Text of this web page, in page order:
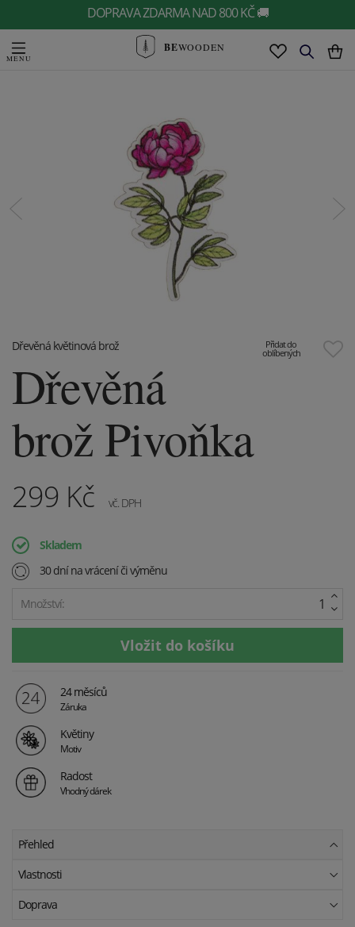
DOPRAVA ZDARMA NAD 800 KČ 🚚
BEWOODEN
Přidat do
oblíbených
Dřevěná květinová brož
Dřevěná
brož Pivoňka
299 Kč vč. DPH
Skladem
30 dní na vrácení či výměnu
Množství:
24 měsíců
Záruka
Květiny
Motiv
Radost
Vhodný dárek
Přehled
Vlastnosti
Doprava